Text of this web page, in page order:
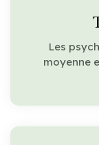
Les
moyenne